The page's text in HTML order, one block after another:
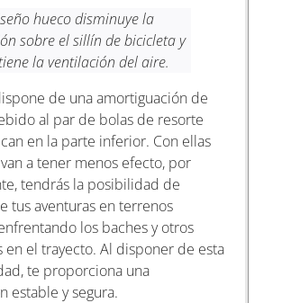
hueco disminuye la
sobre el sillín de bicicleta y
la ventilación del aire.
de una amortiguación de
al par de bolas de resorte
en la parte inferior. Con ellas
a tener menos efecto, por
tendrás la posibilidad de
tus aventuras en terrenos
los baches y otros
en el trayecto. Al disponer de esta
te proporciona una
estable y segura.